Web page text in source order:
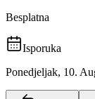
Besplatna
Isporuka
Ponedjeljak, 10.